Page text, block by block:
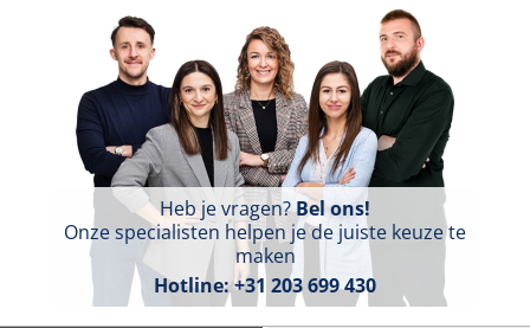
Heb je vragen?Bel ons!
Onze specialisten helpen je de juiste keuze te
maken
Hotline:+31 203 699 430